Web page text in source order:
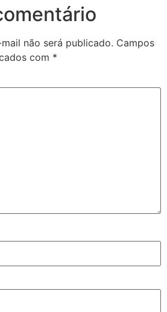
não será publicado. Campos
com *